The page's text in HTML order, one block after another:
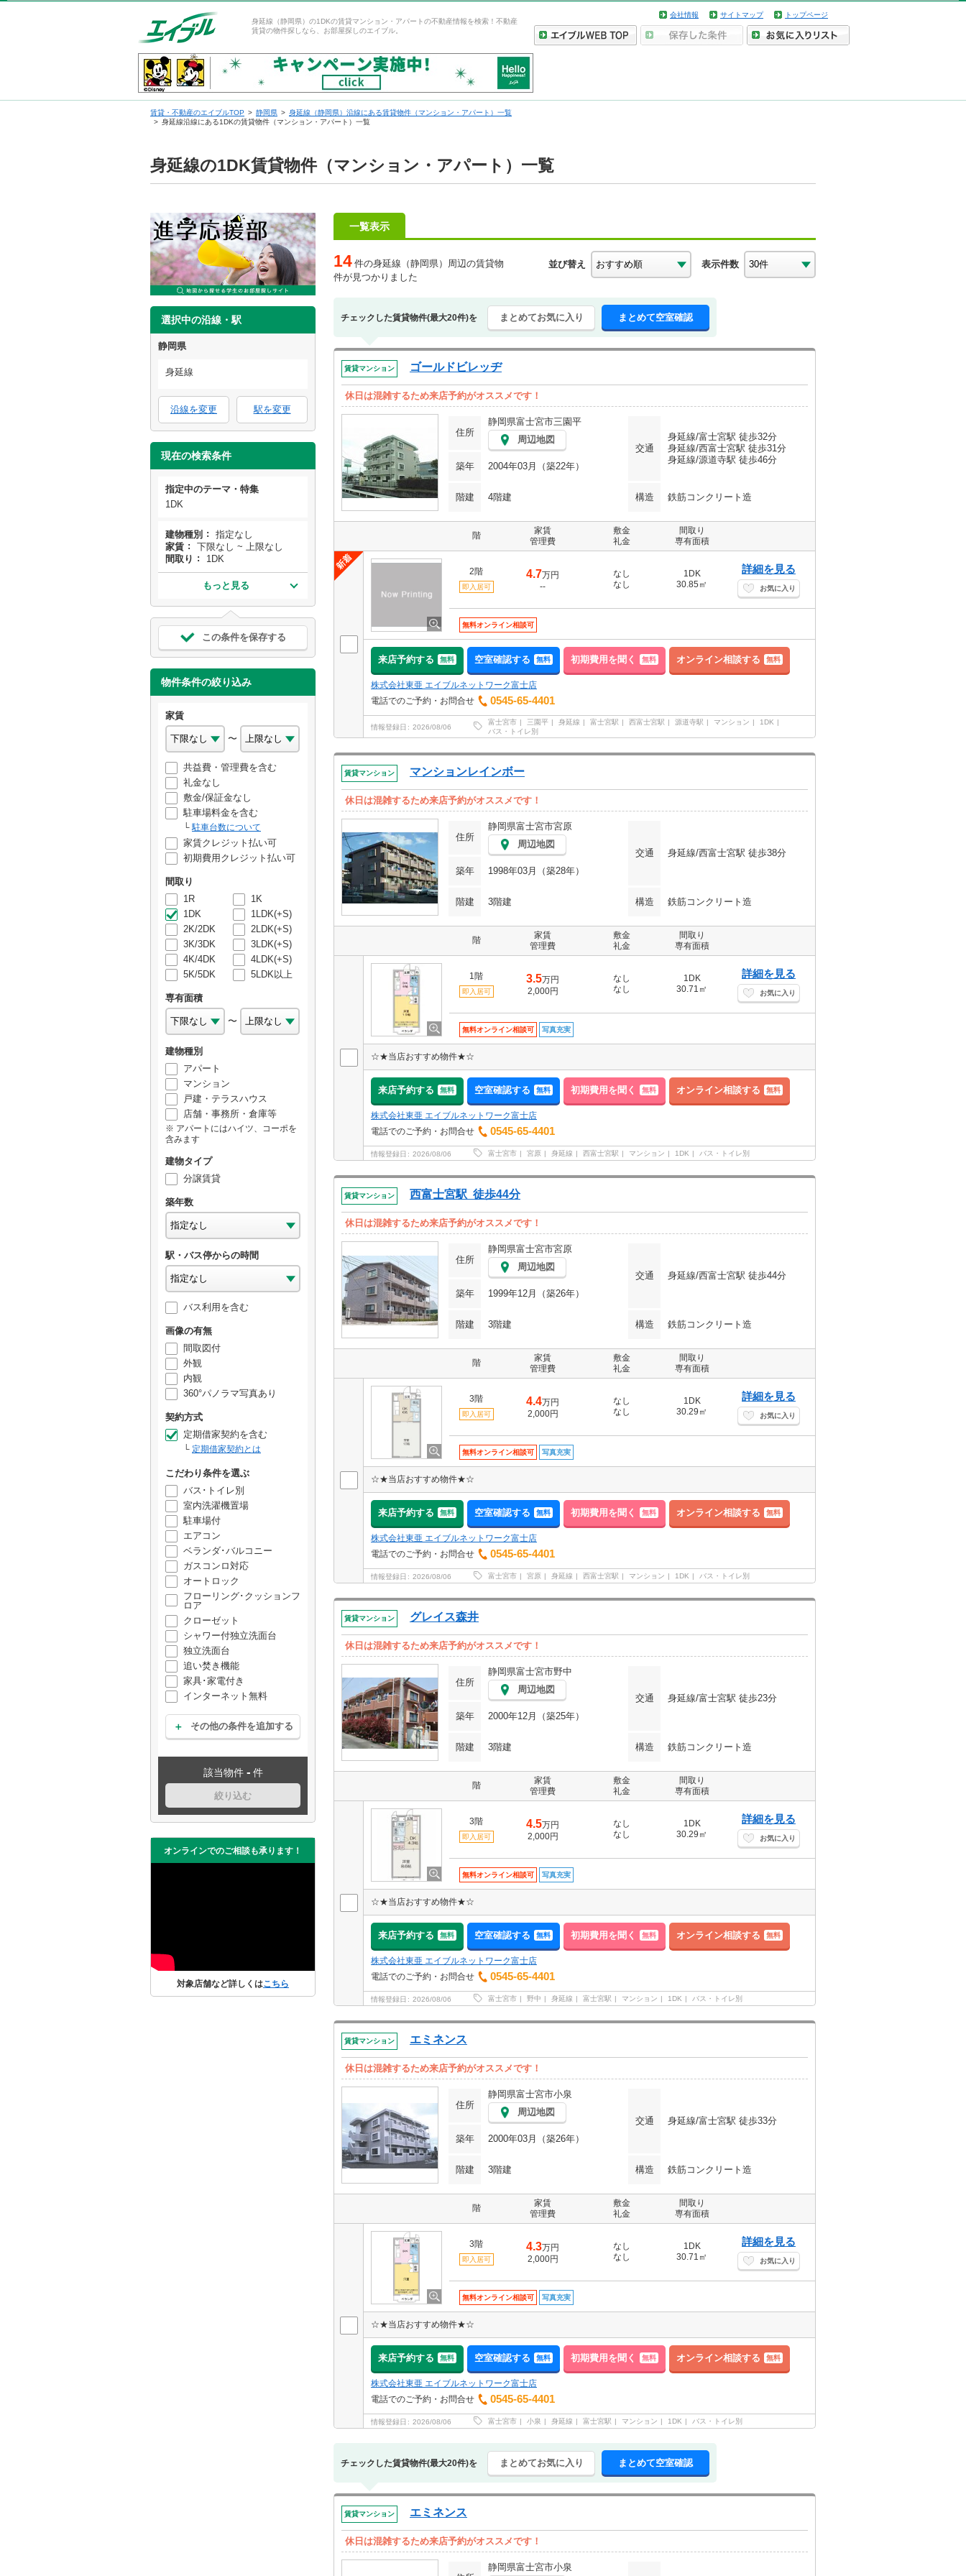
身延線（静岡県）の1DKの賃貸マンション・アパートの不動産情報を検索！不動産
賃貸の物件探しなら、お部屋探しのエイブル。
会社情報 サイトマップ トップページ
賃貸・不動産のエイブルTOP 静岡県
身延線（静岡県）沿線にある賃貸物件（マンション・アパート）一覧
身延線沿線にある1DKの賃貸物件（マンション・アパート）一覧
身延線の1DK賃貸物件（マンション・アパート）一覧
選択中の沿線・駅
静岡県
身延線
沿線を変更 駅を変更
現在の検索条件
指定中のテーマ・特集
1DK
建物種別
指定なし
家賃
下限なし ~ 上限なし
間取り
1DK
もっと見る
この条件を保存する
物件条件の絞り込み
家賃
〜
共益費・管理費を含む
礼金なし
敷金/保証金なし
駐車場料金を含む
駐車台数について
家賃クレジット払い可
初期費用クレジット払い可
間取り
1R
1K
1DK
1LDK(+S)
2K/2DK
2LDK(+S)
3K/3DK
3LDK(+S)
4K/4DK
4LDK(+S)
5K/5DK
5LDK以上
専有面積
〜
建物種別
アパート
マンション
戸建・テラスハウス
店舗・事務所・倉庫等
アパートにはハイツ、コーポを
含みます
建物タイプ
分譲賃貸
築年数
駅・バス停からの時間
バス利用を含む
画像の有無
間取図付
外観
内観
360°パノラマ写真あり
契約方式
定期借家契約を含む
定期借家契約とは
こだわり条件を選ぶ
バス･トイレ別
室内洗濯機置場
駐車場付
エアコン
ベランダ･バルコニー
ガスコンロ対応
オートロック
フローリング･クッションフ
ロア
クローゼット
シャワー付独立洗面台
独立洗面台
追い焚き機能
家具･家電付き
インターネット無料
その他の条件を追加する
該当物件 - 件
絞り込む
オンラインでのご相談も承ります！
対象店舗など詳しくはこちら
一覧表示
14 件の身延線（静岡県）周辺の賃貸物
件が見つかりました
並び替え 表示件数
チェックした賃貸物件(最大20件)を まとめてお気に入り まとめて空室確認
賃貸マンション ゴールドビレッヂ
休日は混雑するため来店予約がオススメです！
住所
静岡県富士宮市三園平
周辺地図
交通
身延線/富士宮駅 徒歩32分
身延線/西富士宮駅 徒歩31分
身延線/源道寺駅 徒歩46分
築年 2004年03月（築22年）
階建 4階建 構造 鉄筋コンクリート造
階
家賃
管理費
敷金
礼金
間取り
専有面積
2階
即入居可
4.7万円
--
なし
なし
1DK
30.85㎡
詳細を見る
お気に入り
無料オンライン相談可
来店予約する 無料 空室確認する 無料 初期費用を聞く 無料 オンライン相談する 無料
株式会社東亜 エイブルネットワーク富士店
電話でのご予約・お問合せ
0545-65-4401
情報登録日 2026/08/06
富士宮市 三園平 身延線 富士宮駅 西富士宮駅 源道寺駅 マンション
1DK
バス・トイレ別
賃貸マンション マンションレインボー
休日は混雑するため来店予約がオススメです！
住所
静岡県富士宮市宮原
周辺地図
交通
身延線/西富士宮駅 徒歩38分
築年
1998年03月（築28年）
階建 3階建 構造 鉄筋コンクリート造
階
家賃
管理費
敷金
礼金
間取り
専有面積
1階
即入居可
3.5万円
2,000円
なし
なし
1DK
30.71㎡
詳細を見る
お気に入り
無料オンライン相談可 写真充実
☆★当店おすすめ物件★☆
来店予約する 無料 空室確認する 無料 初期費用を聞く 無料 オンライン相談する 無料
株式会社東亜 エイブルネットワーク富士店
電話でのご予約・お問合せ
0545-65-4401
情報登録日 2026/08/06 富士宮市 宮原 身延線 西富士宮駅 マンション 1DK バス・トイレ別
賃貸マンション 西富士宮駅 徒歩44分
休日は混雑するため来店予約がオススメです！
住所
静岡県富士宮市宮原
周辺地図
交通
身延線/西富士宮駅 徒歩44分
築年
1999年12月（築26年）
階建 3階建 構造 鉄筋コンクリート造
階
家賃
管理費
敷金
礼金
間取り
専有面積
3階
即入居可
4.4万円
2,000円
なし
なし
1DK
30.29㎡
詳細を見る
お気に入り
無料オンライン相談可 写真充実
☆★当店おすすめ物件★☆
来店予約する 無料 空室確認する 無料 初期費用を聞く 無料 オンライン相談する 無料
株式会社東亜 エイブルネットワーク富士店
電話でのご予約・お問合せ
0545-65-4401
情報登録日 2026/08/06 富士宮市 宮原 身延線 西富士宮駅 マンション 1DK バス・トイレ別
賃貸マンション グレイス森井
休日は混雑するため来店予約がオススメです！
住所
静岡県富士宮市野中
周辺地図
交通
身延線/富士宮駅 徒歩23分
築年
2000年12月（築25年）
階建 3階建 構造 鉄筋コンクリート造
階
家賃
管理費
敷金
礼金
間取り
専有面積
3階
即入居可
4.5万円
2,000円
なし
なし
1DK
30.29㎡
詳細を見る
お気に入り
無料オンライン相談可 写真充実
☆★当店おすすめ物件★☆
来店予約する 無料 空室確認する 無料 初期費用を聞く 無料 オンライン相談する 無料
株式会社東亜 エイブルネットワーク富士店
電話でのご予約・お問合せ
0545-65-4401
情報登録日 2026/08/06 富士宮市 野中 身延線 富士宮駅 マンション 1DK バス・トイレ別
賃貸マンション エミネンス
休日は混雑するため来店予約がオススメです！
住所
静岡県富士宮市小泉
周辺地図
交通
身延線/富士宮駅 徒歩33分
築年
2000年03月（築26年）
階建 3階建 構造 鉄筋コンクリート造
階
家賃
管理費
敷金
礼金
間取り
専有面積
3階
即入居可
4.3万円
2,000円
なし
なし
1DK
30.71㎡
詳細を見る
お気に入り
無料オンライン相談可 写真充実
☆★当店おすすめ物件★☆
来店予約する 無料 空室確認する 無料 初期費用を聞く 無料 オンライン相談する 無料
株式会社東亜 エイブルネットワーク富士店
電話でのご予約・お問合せ
0545-65-4401
情報登録日 2026/08/06 富士宮市 小泉 身延線 富士宮駅 マンション 1DK バス・トイレ別
チェックした賃貸物件(最大20件)を まとめてお気に入り まとめて空室確認
賃貸マンション エミネンス
休日は混雑するため来店予約がオススメです！
静岡県富士宮市小泉